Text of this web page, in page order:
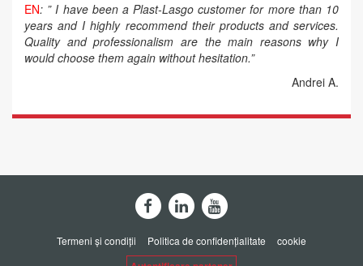
EN: ” I have been a Plast-Lasgo customer for more than 10
years and I highly recommend their products and services.
Quality and professionalism are the main reasons why I
would choose them again without hesitation.”
Andrei A.
Termeni și condiții Politica de confidențialitate cookie